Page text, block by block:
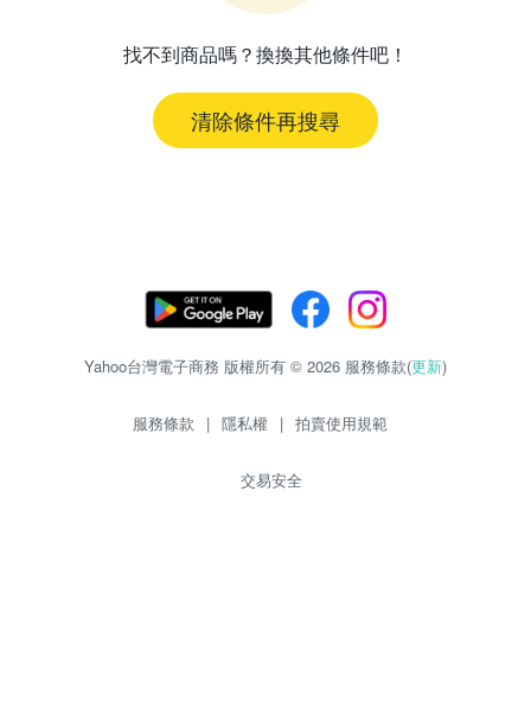
找不到商品嗎？換換其他條件吧！
清除條件再搜尋
Yahoo台灣電子商務 版權所有 © 2026 服務條款(更新)
服務條款 | 隱私權 | 拍賣使用規範
交易安全